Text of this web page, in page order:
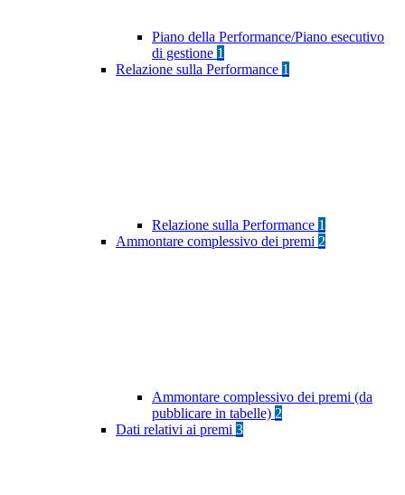
Piano della Performance/Piano esecutivo
di gestione 1
Relazione sulla Performance 1
Relazione sulla Performance 1
Ammontare complessivo dei premi 2
Ammontare complessivo dei premi (da
pubblicare in tabelle) 2
Dati relativi ai premi 3